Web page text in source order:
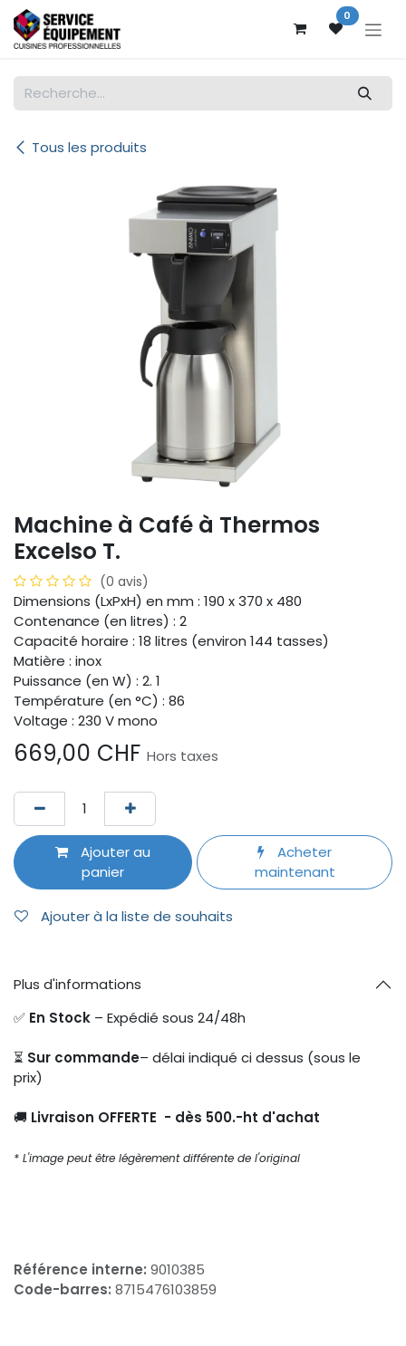
Se rendre au contenu 0
Tous les produits
Machine à Café à Thermos
Excelso T.
(0 avis)
Dimensions (LxPxH) en mm : 190 x 370 x 480
Contenance (en litres) : 2
Capacité horaire : 18 litres (environ 144 tasses)
Matière : inox
Puissance (en W) : 2. 1
Température (en °C) : 86
Voltage : 230 V mono
669,00 CHF Hors taxes
Ajouter au
panier
Acheter
maintenant
Ajouter à la liste de souhaits
Plus d'informations
✅ En Stock – Expédié sous 24/48h
⏳ Sur commande– délai indiqué ci dessus (sous le
prix)
🚚 Livraison OFFERTE - dès 500.-ht d'achat
* L'image peut être légèrement différente de l'original
Référence interne: 9010385
Code-barres: 8715476103859